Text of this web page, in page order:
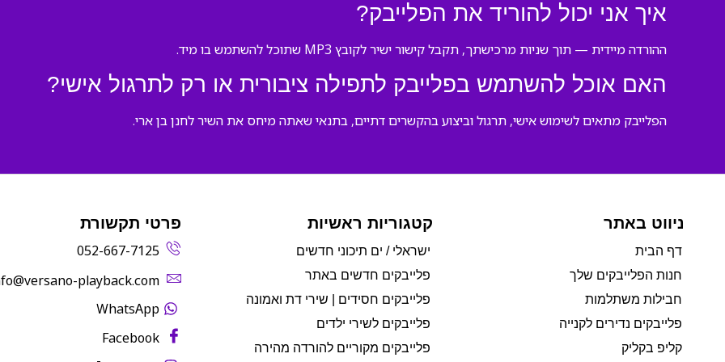
איך אני יכול להוריד את הפלייבק?
ההורדה מיידית — תוך שניות מרכישתך, תקבל קישור ישיר לקובץ MP3 שתוכל להשתמש בו מיד.
האם אוכל להשתמש בפלייבק לתפילה ציבורית או רק לתרגול אישי?
הפלייבק מתאים לשימוש אישי, תרגול וביצוע בהקשרים דתיים, בתנאי שאתה מיחס את השיר לחנן בן ארי.
ניווט באתר
דף הבית
חנות הפלייבקים שלך
חבילות משתלמות
פלייבקים נדירים לקנייה
קליפ בקליק
קטגוריות ראשיות
ישראלי / ים תיכוני חדשים
פלייבקים חדשים באתר
פלייבקים חסידים | שירי דת ואמונה
פלייבקים לשירי ילדים
פלייבקים מקוריים להורדה מהירה
פרטי תקשורת
052-667-7125
playback.com‬
WhatsApp
Facebook